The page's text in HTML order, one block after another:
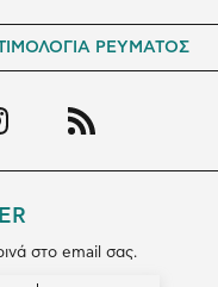
ΡΕΥΜΑΤΟΣ
στο email σας.